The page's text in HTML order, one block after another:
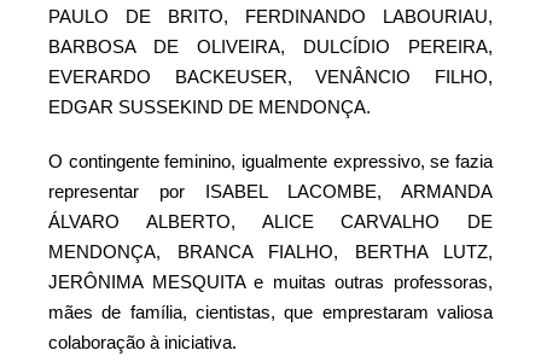
PAULO DE BRITO, FERDINANDO LABOURIAU,
BARBOSA DE OLIVEIRA, DULCÍDIO PEREIRA,
EVERARDO BACKEUSER, VENÂNCIO FILHO,
EDGAR SUSSEKIND DE MENDONÇA.
O contingente feminino, igualmente expressivo, se fazia
representar por ISABEL LACOMBE, ARMANDA
ÁLVARO ALBERTO, ALICE CARVALHO DE
MENDONÇA, BRANCA FIALHO, BERTHA LUTZ,
JERÔNIMA MESQUITA e muitas outras professoras,
mães de família, cientistas, que emprestaram valiosa
colaboração à iniciativa.